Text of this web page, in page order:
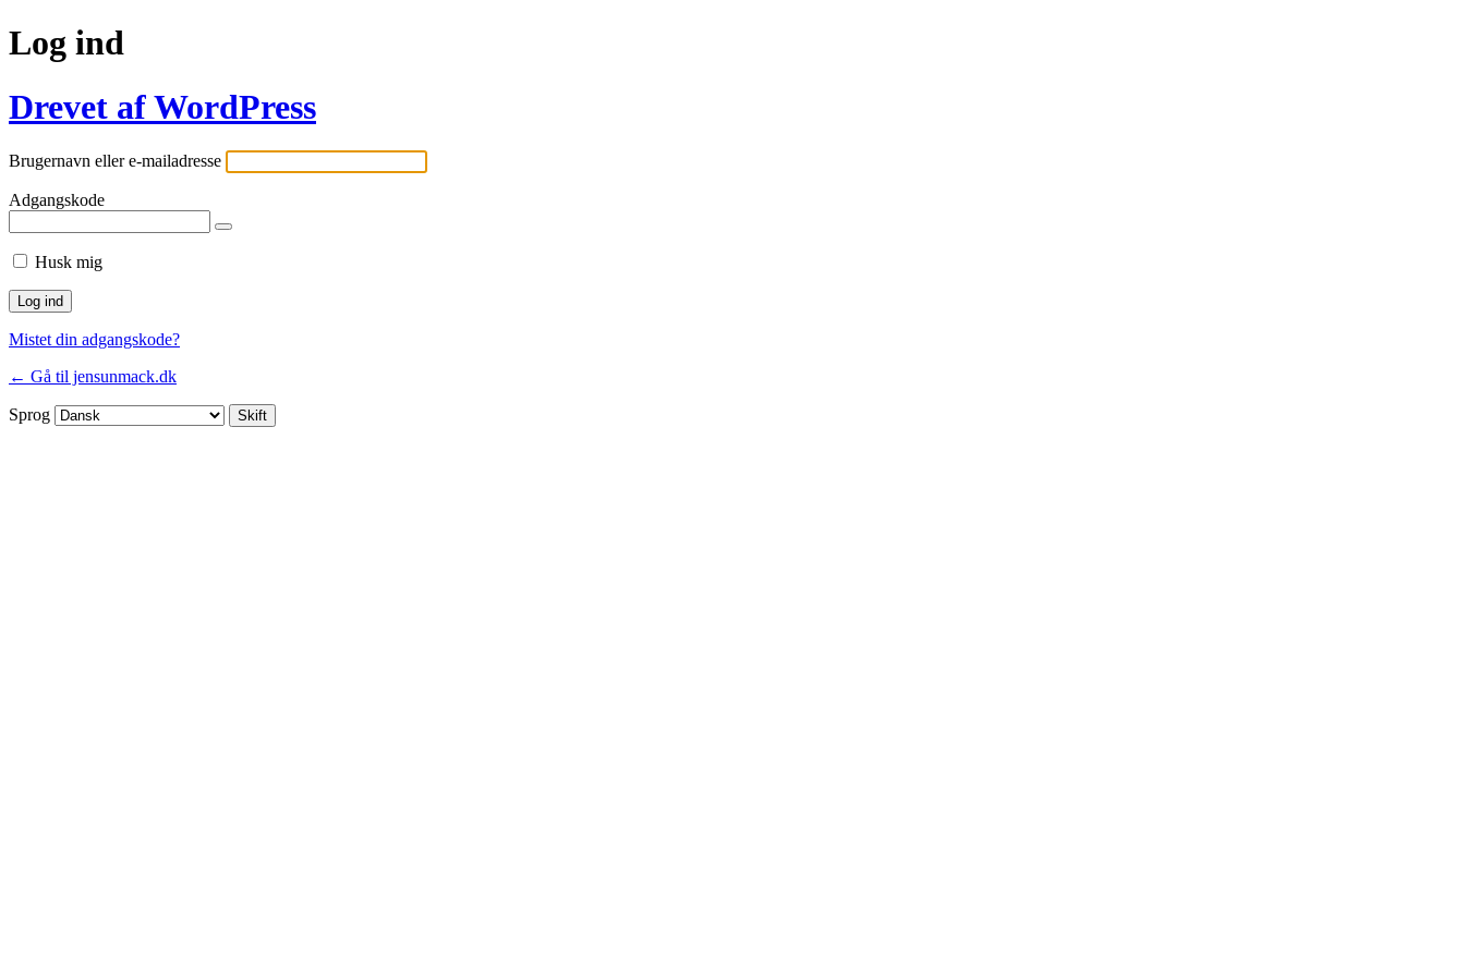
Log ind
Drevet af WordPress
Brugernavn eller e-mailadresse
Adgangskode
Husk mig
Mistet din adgangskode?
← Gå til jensunmack.dk
Sprog